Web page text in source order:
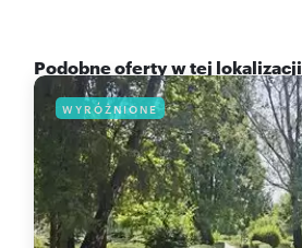
Podobne oferty w tej lokalizacji
WYRÓŻNIONE